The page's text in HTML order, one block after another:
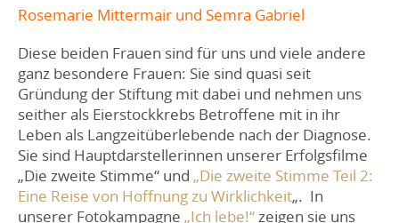
Rosemarie Mittermair und Semra Gabriel
Diese beiden Frauen sind für uns und viele andere
ganz besondere Frauen: Sie sind quasi seit
Gründung der Stiftung mit dabei und nehmen uns
seither als Eierstockkrebs Betroffene mit in ihr
Leben als Langzeitüberlebende nach der Diagnose.
Sie sind Hauptdarstellerinnen unserer Erfolgsfilme
„Die zweite Stimme“ und „Die zweite Stimme Teil 2:
Eine Reise von Hoffnung zu Wirklichkeit„. In
unserer Fotokampagne „Ich lebe!“ zeigen sie uns